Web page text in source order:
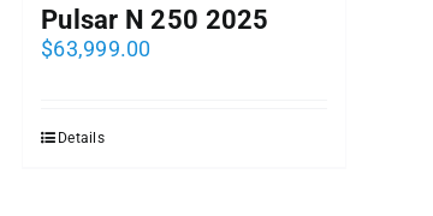
Pulsar N 250 2025
$63,999.00
Details